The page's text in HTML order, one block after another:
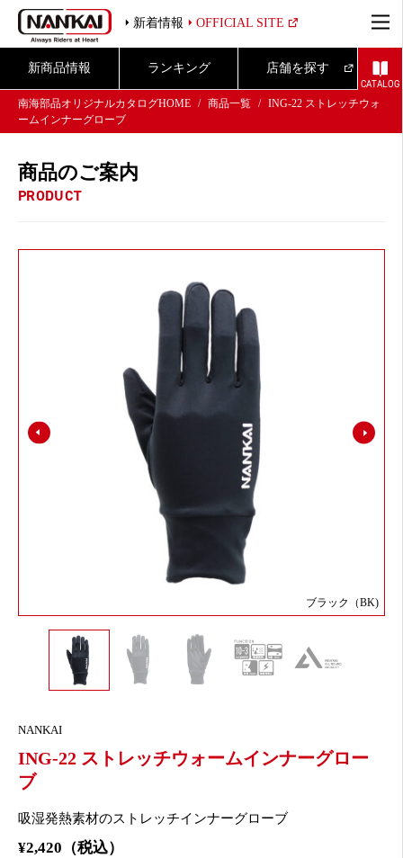
新着情報 OFFICIAL SITE
新商品情報 ランキング 店舗を探す
CATALOG
南海部品オリジナルカタログHOME
商品一覧
ING-22 ストレッチウォ
ームインナーグローブ
商品のご案内
PRODUCT
ブラック（BK)
NANKAI
ING-22 ストレッチウォームインナーグロー
ブ
吸湿発熱素材のストレッチインナーグローブ
¥2,420（税込）